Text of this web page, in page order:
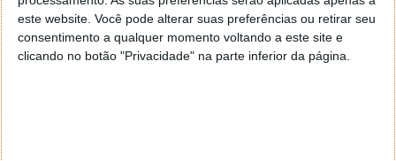
este website. Você pode alterar suas preferências ou retirar seu
consentimento a qualquer momento voltando a este site e
clicando no botão "Privacidade" na parte inferior da página.
arestas" (daí os logs que têm aparecido inclusive este
mencionado) de forma a lançar o sistema com o
menos de falhas possíveis.